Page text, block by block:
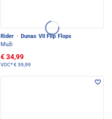
Rider · Dunas VII Flip Flops
Muži
€ 34,99
VOC*€ 39,99